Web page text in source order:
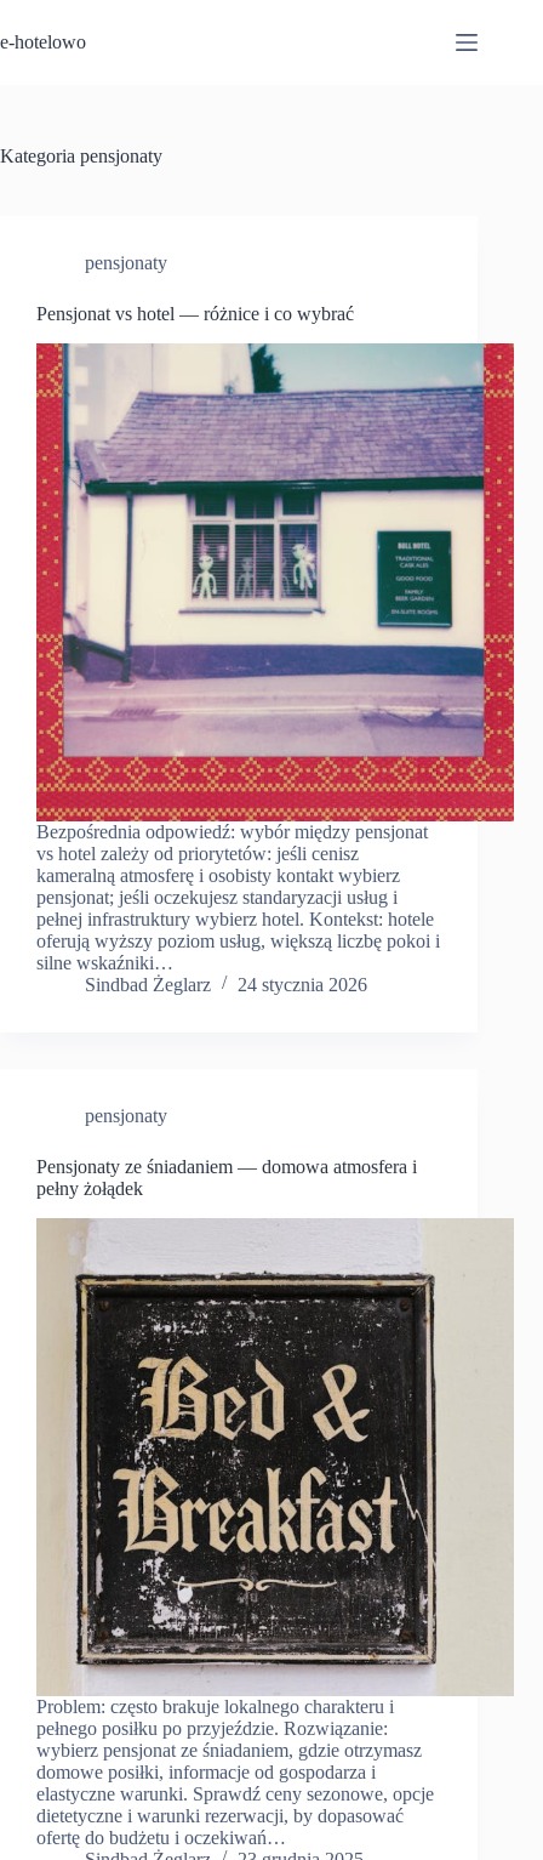
do
treści
e-hotelowo
Kategoria pensjonaty
pensjonaty
Pensjonat vs hotel — różnice i co wybrać
Bezpośrednia odpowiedź: wybór między pensjonat
vs hotel zależy od priorytetów: jeśli cenisz
kameralną atmosferę i osobisty kontakt wybierz
pensjonat; jeśli oczekujesz standaryzacji usług i
pełnej infrastruktury wybierz hotel. Kontekst: hotele
oferują wyższy poziom usług, większą liczbę pokoi i
silne wskaźniki…
Sindbad Żeglarz
24 stycznia 2026
pensjonaty
Pensjonaty ze śniadaniem — domowa atmosfera i
pełny żołądek
Problem: często brakuje lokalnego charakteru i
pełnego posiłku po przyjeździe. Rozwiązanie:
wybierz pensjonat ze śniadaniem, gdzie otrzymasz
domowe posiłki, informacje od gospodarza i
elastyczne warunki. Sprawdź ceny sezonowe, opcje
dietetyczne i warunki rezerwacji, by dopasować
ofertę do budżetu i oczekiwań…